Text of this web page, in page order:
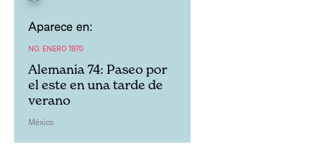
Aparece en:
NO. ENERO 1970
Alemania 74: Paseo por
el este en una tarde de
verano
México